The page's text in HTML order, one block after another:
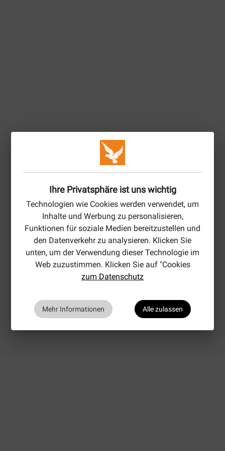
Ihre Privatsphäre ist uns wichtig
Technologien wie Cookies werden verwendet, um
Inhalte und Werbung zu personalisieren,
Funktionen für soziale Medien bereitzustellen und
den Datenverkehr zu analysieren. Klicken Sie
unten, um der Verwendung dieser Technologie im
Web zuzustimmen. Klicken Sie auf "Cookies
zum Datenschutz
Mehr Informationen Alle zulassen